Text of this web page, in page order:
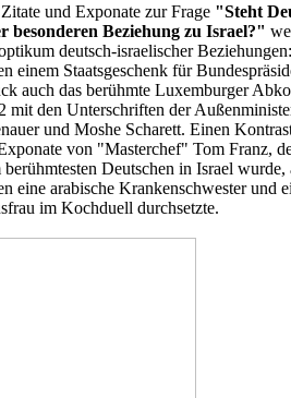
und Exponate zur Frage "Steht
besonderen Beziehung zu Israel?"
deutsch-israelischer
einem Staatsgeschenk für
auch das berühmte Luxemburger
mit den Unterschriften der
und Moshe Scharett. Einen
von "Masterchef" Tom Franz,
berühmtesten Deutschen in Israel wurde,
eine arabische Krankenschwester und
im Kochduell durchsetzte.